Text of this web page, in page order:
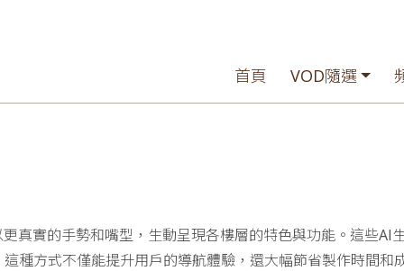
首頁 VOD隨選
真實的手勢和嘴型，生動呈現各樓層的特色與功能。這些AI
種方式不僅能提升用戶的導航體驗，還大幅節省製作時間和